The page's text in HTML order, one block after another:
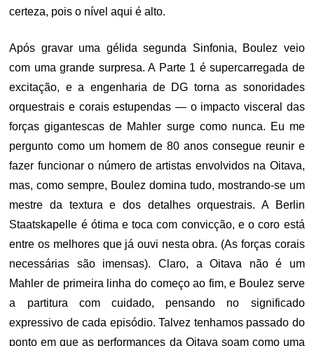
certeza, pois o nível aqui é alto.
Após gravar uma gélida segunda Sinfonia, Boulez veio
com uma grande surpresa. A Parte 1 é supercarregada de
excitação, e a engenharia de DG torna as sonoridades
orquestrais e corais estupendas — o impacto visceral das
forças gigantescas de Mahler surge como nunca. Eu me
pergunto como um homem de 80 anos consegue reunir e
fazer funcionar o número de artistas envolvidos na Oitava,
mas, como sempre, Boulez domina tudo, mostrando-se um
mestre da textura e dos detalhes orquestrais. A Berlin
Staatskapelle é ótima e toca com convicção, e o coro está
entre os melhores que já ouvi nesta obra. (As forças corais
necessárias são imensas). Claro, a Oitava não é um
Mahler de primeira linha do começo ao fim, e Boulez serve
a partitura com cuidado, pensando no significado
expressivo de cada episódio. Talvez tenhamos passado do
ponto em que as performances da Oitava soam como uma